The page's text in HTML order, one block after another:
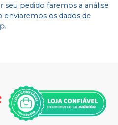
seu pedido faremos a análise
enviaremos os dados de